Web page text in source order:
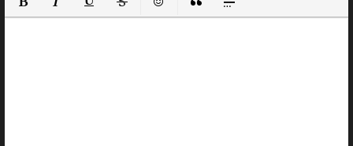
Полужирный
КурсивПодчеркнутый
ЗачеркнутыйВставить смайлик
Вставка цитаты
Вставка спойлера